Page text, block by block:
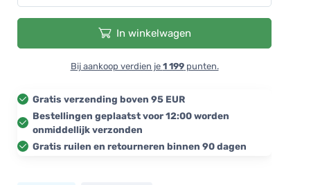
In winkelwagen
Bij aankoop verdien je 1 199punten.
Gratis verzending boven 95 EUR
Bestellingen geplaatst voor 12:00 worden
onmiddellijk verzonden
Gratis ruilen en retourneren binnen 90 dagen